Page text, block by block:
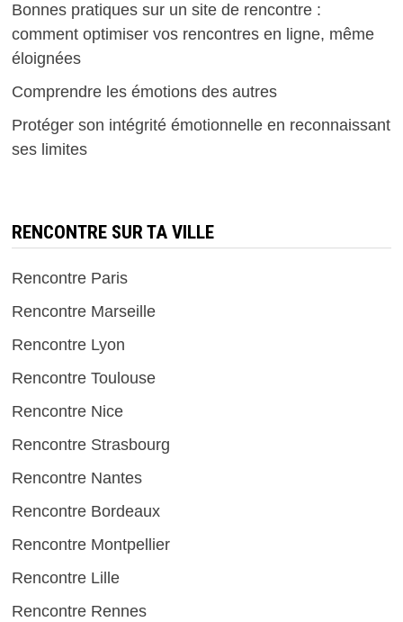
Bonnes pratiques sur un site de rencontre :
comment optimiser vos rencontres en ligne, même
éloignées
Comprendre les émotions des autres
Protéger son intégrité émotionnelle en reconnaissant
ses limites
RENCONTRE SUR TA VILLE
Rencontre Paris
Rencontre Marseille
Rencontre Lyon
Rencontre Toulouse
Rencontre Nice
Rencontre Strasbourg
Rencontre Nantes
Rencontre Bordeaux
Rencontre Montpellier
Rencontre Lille
Rencontre Rennes